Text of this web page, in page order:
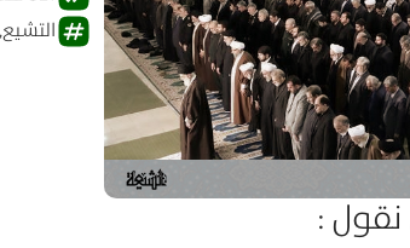
التشيع,